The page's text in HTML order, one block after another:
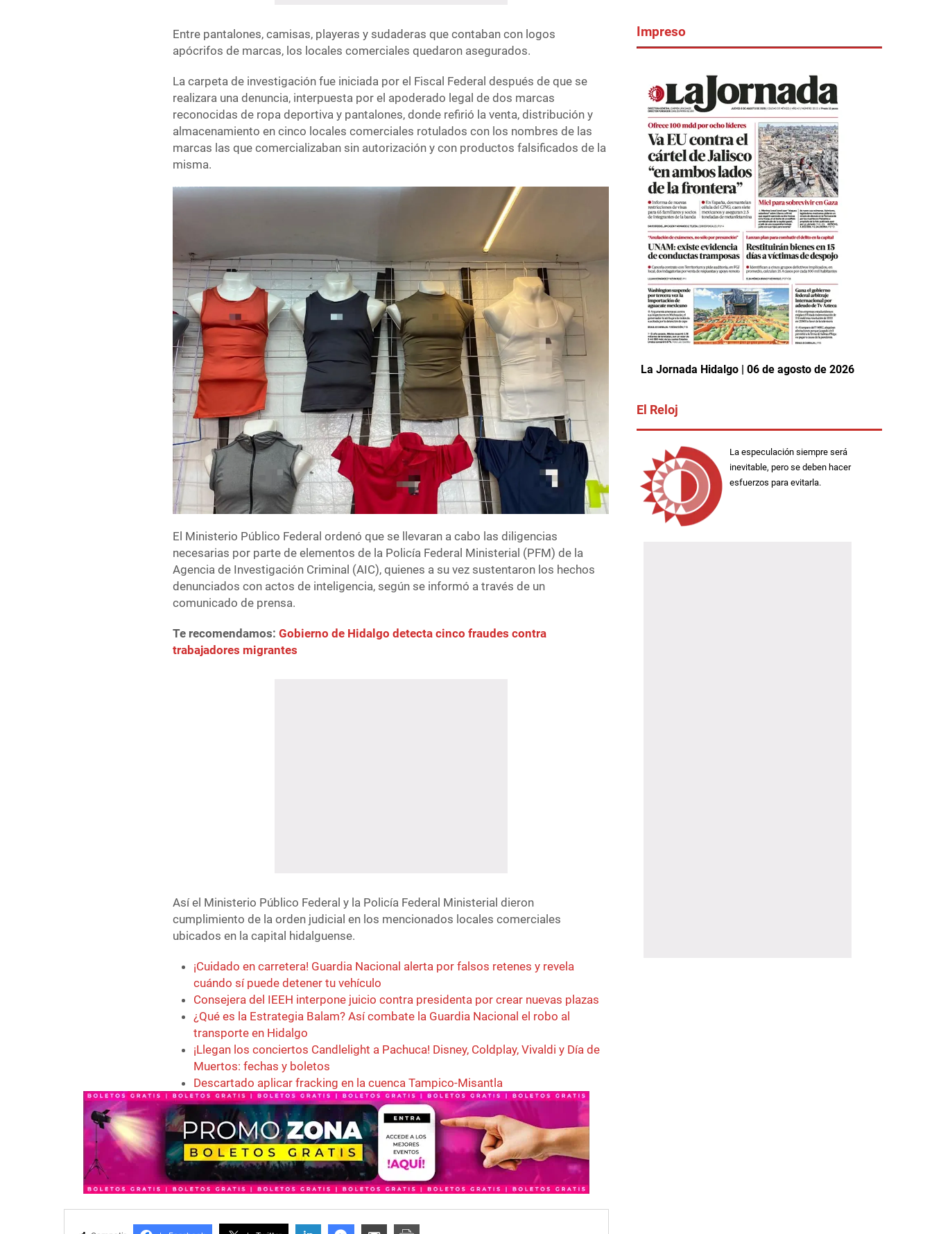
Entre pantalones, camisas, playeras y sudaderas que contaban con logos
apócrifos de marcas, los locales comerciales quedaron asegurados.
La carpeta de investigación fue iniciada por el Fiscal Federal después de que se
realizara una denuncia, interpuesta por el apoderado legal de dos marcas
reconocidas de ropa deportiva y pantalones, donde refirió la venta, distribución y
almacenamiento en cinco locales comerciales rotulados con los nombres de las
marcas las que comercializaban sin autorización y con productos falsificados de la
misma.
El Ministerio Público Federal ordenó que se llevaran a cabo las diligencias
necesarias por parte de elementos de la Policía Federal Ministerial (PFM) de la
Agencia de Investigación Criminal (AIC), quienes a su vez sustentaron los hechos
denunciados con actos de inteligencia, según se informó a través de un
comunicado de prensa.
Te recomendamos:Gobierno de Hidalgo detecta cinco fraudes contra
trabajadores migrantes
Así el Ministerio Público Federal y la Policía Federal Ministerial dieron
cumplimiento de la orden judicial en los mencionados locales comerciales
ubicados en la capital hidalguense.
¡Cuidado en carretera! Guardia Nacional alerta por falsos retenes y revela
cuándo sí puede detener tu vehículo
Consejera del IEEH interpone juicio contra presidenta por crear nuevas plazas
¿Qué es la Estrategia Balam? Así combate la Guardia Nacional el robo al
transporte en Hidalgo
¡Llegan los conciertos Candlelight a Pachuca! Disney, Coldplay, Vivaldi y Día de
Muertos: fechas y boletos
Descartado aplicar fracking en la cuenca Tampico-Misantla
Impreso
La Jornada Hidalgo | 06 de agosto de 2026
El Reloj
La especulación siempre será
inevitable, pero se deben hacer
esfuerzos para evitarla.